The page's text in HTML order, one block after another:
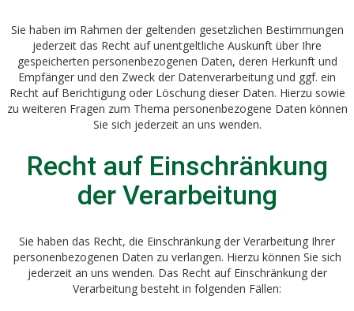
Sie haben im Rahmen der geltenden gesetzlichen Bestimmungen
jederzeit das Recht auf unentgeltliche Auskunft über Ihre
gespeicherten personenbezogenen Daten, deren Herkunft und
Empfänger und den Zweck der Datenverarbeitung und ggf. ein
Recht auf Berichtigung oder Löschung dieser Daten. Hierzu sowie
zu weiteren Fragen zum Thema personenbezogene Daten können
Sie sich jederzeit an uns wenden.
Recht auf Einschränkung
der Verarbeitung
Sie haben das Recht, die Einschränkung der Verarbeitung Ihrer
personenbezogenen Daten zu verlangen. Hierzu können Sie sich
jederzeit an uns wenden. Das Recht auf Einschränkung der
Verarbeitung besteht in folgenden Fällen: